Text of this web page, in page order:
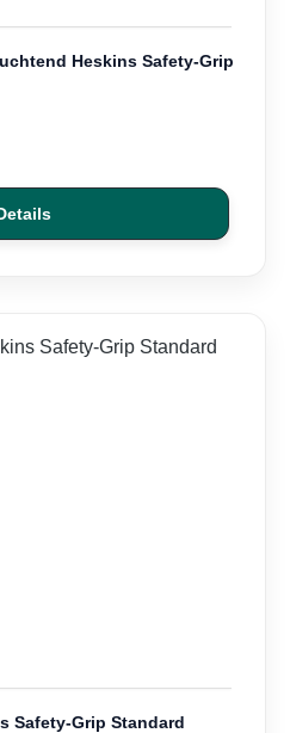
Heskins Safety-Grip
Safety-Grip Standard